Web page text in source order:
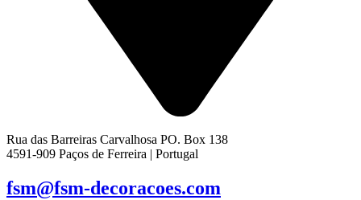
Rua das Barreiras Carvalhosa PO. Box 138
4591-909 Paços de Ferreira | Portugal
fsm@fsm-decoracoes.com